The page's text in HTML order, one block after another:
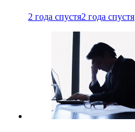
2 года спустя2 года спустя